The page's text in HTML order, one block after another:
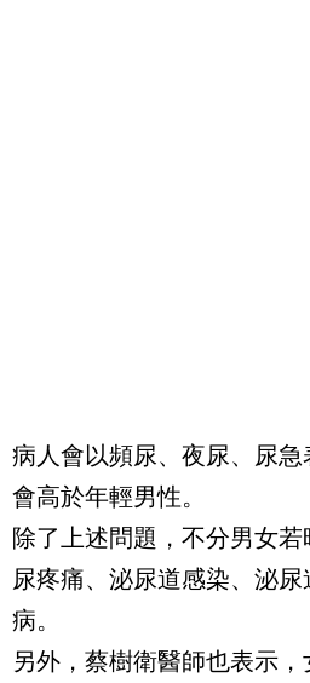
病人會以頻尿、夜尿、尿
會高於年輕男性。
除了上述問題，不分男女
尿疼痛、泌尿道感染、泌
病。
另外，蔡樹衛醫師也表示